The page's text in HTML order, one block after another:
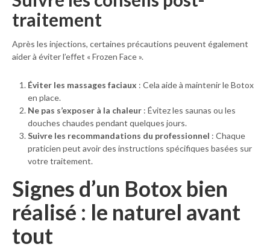
traitement
Après les injections, certaines précautions peuvent également
aider à éviter l’effet « Frozen Face ».
Éviter les massages faciaux : Cela aide à maintenir le Botox
en place.
Ne pas s’exposer à la chaleur : Évitez les saunas ou les
douches chaudes pendant quelques jours.
Suivre les recommandations du professionnel : Chaque
praticien peut avoir des instructions spécifiques basées sur
votre traitement.
Signes d’un Botox bien
réalisé : le naturel avant
tout